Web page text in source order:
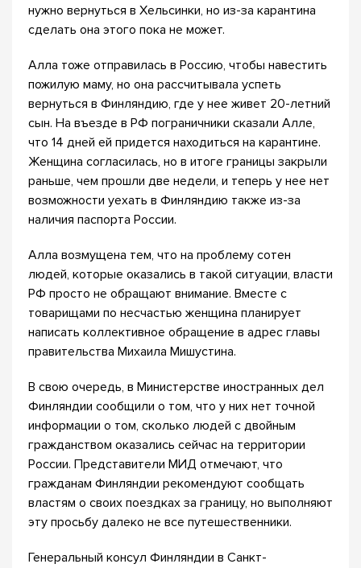
нужно вернуться в Хельсинки, но из-за карантина
сделать она этого пока не может.
Алла тоже отправилась в Россию, чтобы навестить
пожилую маму, но она рассчитывала успеть
вернуться в Финляндию, где у нее живет 20-летний
сын. На въезде в РФ пограничники сказали Алле,
что 14 дней ей придется находиться на карантине.
Женщина согласилась, но в итоге границы закрыли
раньше, чем прошли две недели, и теперь у нее нет
возможности уехать в Финляндию также из-за
наличия паспорта России.
Алла возмущена тем, что на проблему сотен
людей, которые оказались в такой ситуации, власти
РФ просто не обращают внимание. Вместе с
товарищами по несчастью женщина планирует
написать коллективное обращение в адрес главы
правительства Михаила Мишустина.
В свою очередь, в Министерстве иностранных дел
Финляндии сообщили о том, что у них нет точной
информации о том, сколько людей с двойным
гражданством оказались сейчас на территории
России. Представители МИД отмечают, что
гражданам Финляндии рекомендуют сообщать
властям о своих поездках за границу, но выполняют
эту просьбу далеко не все путешественники.
Генеральный консул Финляндии в Санкт-